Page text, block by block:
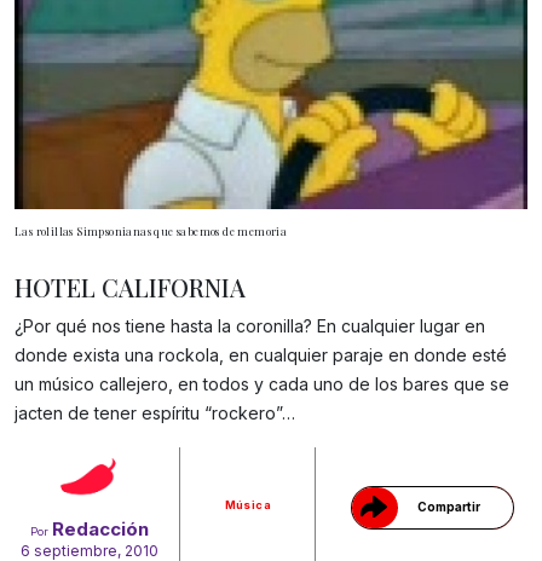
Las rolillas Simpsonianas que sabemos de memoria
Por Redacción
6 septiembre, 2010
Música Compartir
Gracias!
HOTEL CALIFORNIA
¿Por qué nos tiene hasta la coronilla? En cualquier lugar en
donde exista una rockola, en cualquier paraje en donde esté
un músico callejero, en todos y cada uno de los bares que se
jacten de tener espíritu “rockero”…